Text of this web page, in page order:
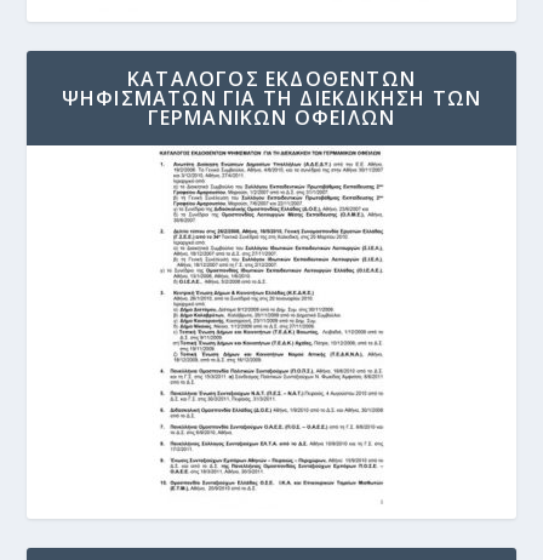
ΚΑΤΑΛΟΓΟΣ ΕΚΔΟΘΕΝΤΩΝ
ΨΗΦΙΣΜΑΤΩΝ ΓΙΑ ΤΗ ΔΙΕΚΔΙΚΗΣΗ ΤΩΝ
ΓΕΡΜΑΝΙΚΩΝ ΟΦΕΙΛΩΝ